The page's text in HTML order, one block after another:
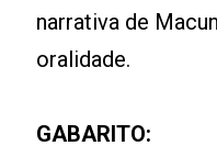
narrativa de
oralidade.
GABARITO: